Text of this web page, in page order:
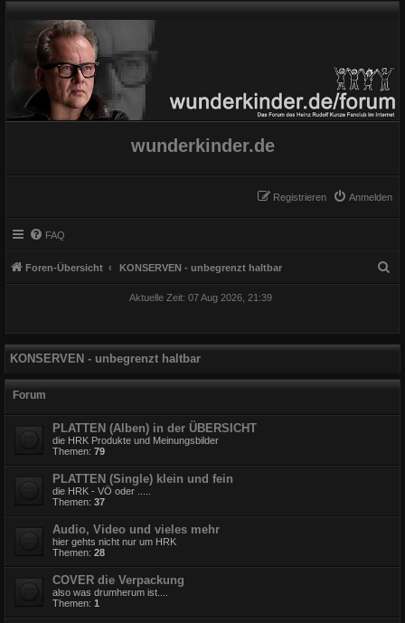
wunderkinder.de
Anmelden
Registrieren
FAQ
Foren-Übersicht KONSERVEN - unbegrenzt haltbar
Aktuelle Zeit: 07 Aug 2026, 21:39
KONSERVEN - unbegrenzt haltbar
Forum
PLATTEN (Alben) in der ÜBERSICHT
die HRK Produkte und Meinungsbilder
Themen: 79
PLATTEN (Single) klein und fein
die HRK - VÖ oder .....
Themen: 37
Audio, Video und vieles mehr
hier gehts nicht nur um HRK
Themen: 28
COVER die Verpackung
also was drumherum ist....
Themen: 1